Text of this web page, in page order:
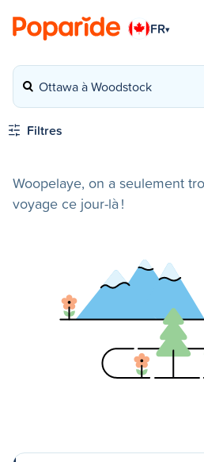
FR▾
Ottawa à Woodstock
Filtres
Woopelaye, on a seulement
voyage ce jour-là !